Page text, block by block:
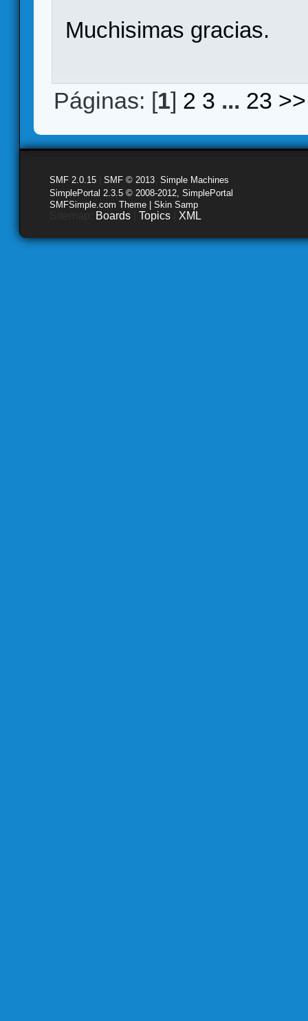
Muchisimas gracias.
Páginas: [1] 2 3 ... 23 >>
SMF 2.0.15 SMF © 2013 Simple Machines
SimplePortal 2.3.5 © 2008-2012, SimplePortal
SMFSimple.com Theme | Skin Samp
Boards Topics XML